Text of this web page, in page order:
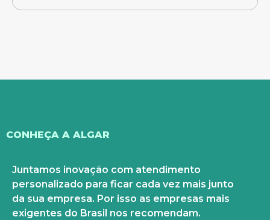
CONHEÇA A ALGAR
Juntamos inovação com atendimento
personalizado para ficar cada vez mais junto
da sua empresa. Por isso as empresas mais
exigentes do Brasil nos recomendam.